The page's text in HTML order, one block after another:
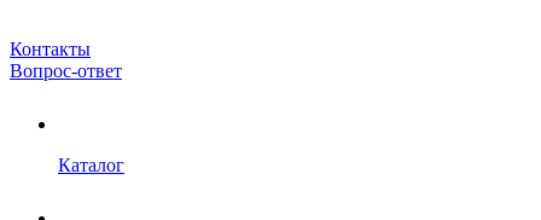
Контакты
Вопрос-ответ
Каталог